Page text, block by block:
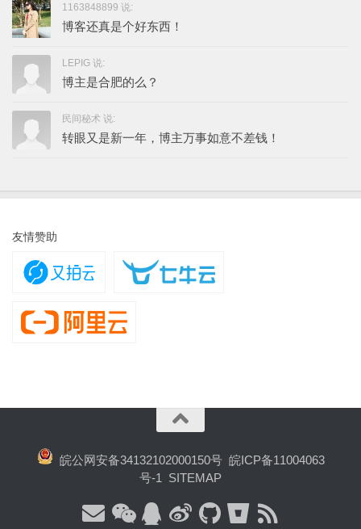
1163848899 说:
博客还真是个好东西！
LEPIG 说:
博主是合肥的么？
民间秘术 说:
转眼又是新一年，博主万事如意不差钱！
友情赞助
皖公网安备34132102000150号 皖ICP备11004063
号-1
SITEMAP